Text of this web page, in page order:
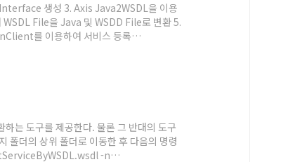
생성 3. Axis Java2WSDL을 이용
File을 Java 및 WSDD File로 변환 5.
를 이용하여 서비스 등록
는 도구를 제공한다. 물론 그 반대의 도구
폴더의 상위 폴더로 이동한 후 다음의 명령
-n